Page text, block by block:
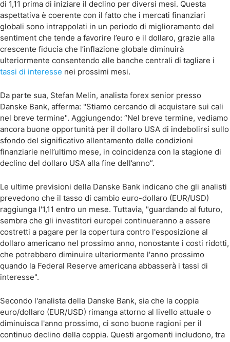
di 1,11 prima di iniziare il declino per diversi mesi. Questa
aspettativa è coerente con il fatto che i mercati finanziari
globali sono intrappolati in un periodo di miglioramento del
sentiment che tende a favorire l’euro e il dollaro, grazie alla
crescente fiducia che l’inflazione globale diminuirà
ulteriormente consentendo alle banche centrali di tagliare i
tassi di interesse nei prossimi mesi.
Da parte sua, Stefan Melin, analista forex senior presso
Danske Bank, afferma: "Stiamo cercando di acquistare sui cali
nel breve termine". Aggiungendo: “Nel breve termine, vediamo
ancora buone opportunità per il dollaro USA di indebolirsi sullo
sfondo del significativo allentamento delle condizioni
finanziarie nell’ultimo mese, in coincidenza con la stagione di
declino del dollaro USA alla fine dell’anno”.
Le ultime previsioni della Danske Bank indicano che gli analisti
prevedono che il tasso di cambio euro-dollaro (EUR/USD)
raggiunga l'1,11 entro un mese. Tuttavia, "guardando al futuro,
sembra che gli investitori europei continueranno a essere
costretti a pagare per la copertura contro l'esposizione al
dollaro americano nel prossimo anno, nonostante i costi ridotti,
che potrebbero diminuire ulteriormente l'anno prossimo
quando la Federal Reserve americana abbasserà i tassi di
interesse".
Secondo l'analista della Danske Bank, sia che la coppia
euro/dollaro (EUR/USD) rimanga attorno al livello attuale o
diminuisca l'anno prossimo, ci sono buone ragioni per il
continuo declino della coppia. Questi argomenti includono, tra